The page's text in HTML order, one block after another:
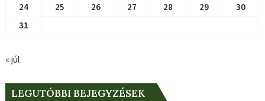
24
25 26 27 28 29
30
31
« júl
LEGUTÓBBI BEJEGYZÉSEK